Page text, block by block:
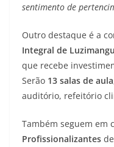
sentimento de
Outro destaque é a
Integral de
que recebe
Serão 13 salas de aula
auditório, refeitório
Também seguem em
Profissionalizantes